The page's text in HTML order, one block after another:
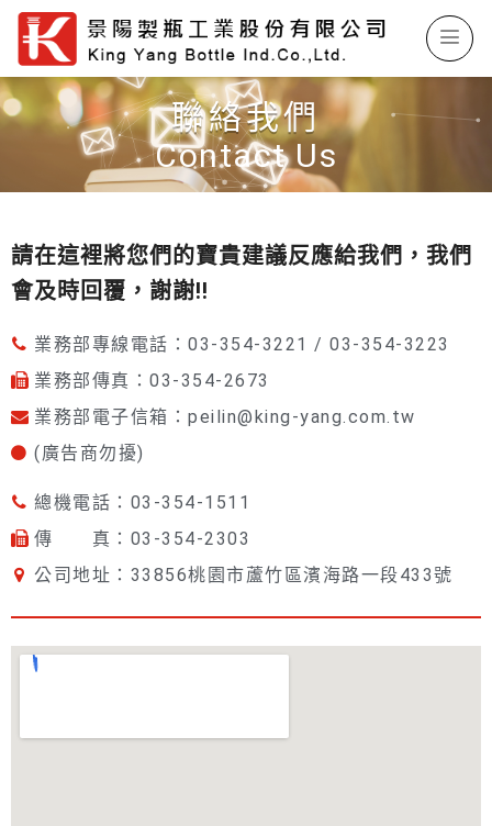
聯絡我們
Contact Us
請在這裡將您們的寶貴建議反應給我們，我們
會及時回覆，謝謝!!
業務部專線電話：03-354-3221 / 03-354-3223
業務部傳真：03-354-2673
業務部電子信箱：peilin@king-yang.com.tw
(廣告商勿擾)
總機電話：03-354-1511
傳 真：03-354-2303
公司地址：33856桃園市蘆竹區濱海路一段433號